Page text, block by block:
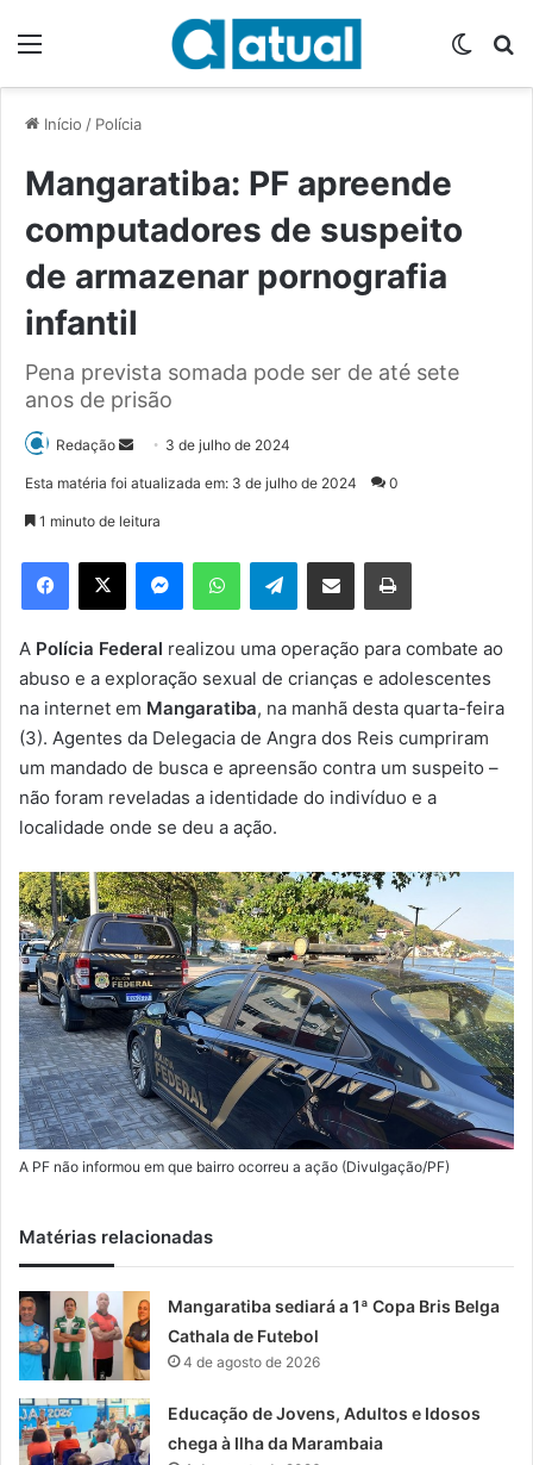
Início / Polícia
Mangaratiba: PF apreende
computadores de suspeito
de armazenar pornografia
infantil
Pena prevista somada pode ser de até sete
anos de prisão
Redação
d
e
m
e
-
m
a
3 de julho de 2024
Esta matéria foi atualizada em: 3 de julho de 2024 0
1 minuto de leitura
Telegram
A Polícia Federal realizou uma operação para combate ao
abuso e a exploração sexual de crianças e adolescentes
na internet em Mangaratiba, na manhã desta quarta-feira
(3). Agentes da Delegacia de Angra dos Reis cumpriram
um mandado de busca e apreensão contra um suspeito –
não foram reveladas a identidade do indivíduo e a
localidade onde se deu a ação.
A PF não informou em que bairro ocorreu a ação (Divulgação/PF)
Matérias relacionadas
Mangaratiba sediará a 1ª Copa Bris Belga
Cathala de Futebol
4 de agosto de 2026
Educação de Jovens, Adultos e Idosos
chega à Ilha da Marambaia